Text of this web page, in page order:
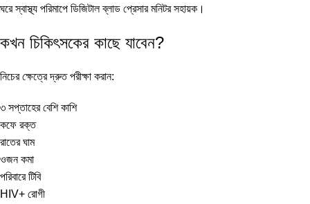
ঘরে স্বাস্থ্য পরিমাপে ডিজিটাল ব্লাড প্রেসার মনিটরসহায়ক।
কখন চিকিৎসকের কাছে যাবেন?
নিচের ক্ষেত্রে দ্রুত পরীক্ষা করান:
৩ সপ্তাহের বেশি কাশি
কফে রক্ত
রাতের ঘাম
ওজন কমা
পরিবারে টিবি
HIV+ রোগী